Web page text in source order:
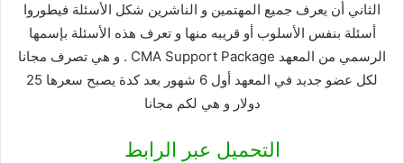
الثاني أن يعرف جميع المهتمين و الناشرين شكل الأسئلة فيطوروا
أسئلة بنفس الأسلوب أو قريبه منها و تعرف هذه الأسئلة بإسمها
الرسمي من المعهد CMA Support Package . و هي تصرف مجانا
لكل عضو جديد في المعهد أول 6 شهور بعد كدة يصبح سعرها 25
دولار و هي لكم مجانا
التحميل عبر الرابط